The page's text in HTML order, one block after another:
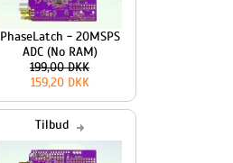
PhaseLatch - 20MSPS
ADC (No RAM)
199,00 DKK
159,20 DKK
Tilbud